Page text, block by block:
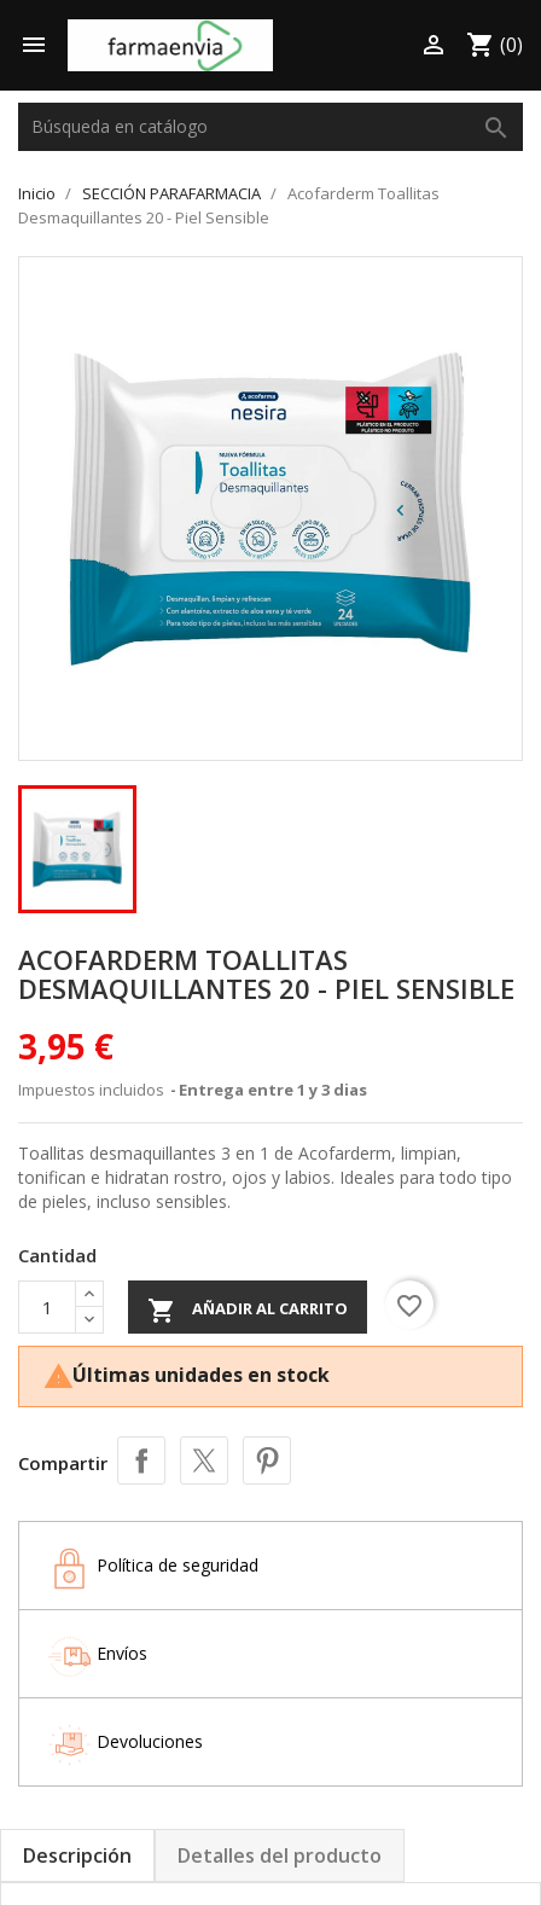
 shopping_cart (0)

search
Inicio SECCIÓN PARAFARMACIA
Acofarderm Toallitas
Desmaquillantes 20 - Piel Sensible
ACOFARDERM TOALLITAS
DESMAQUILLANTES 20 - PIEL SENSIBLE
3,95 €
Impuestos incluidos Entrega entre 1 y 3 dias
Toallitas desmaquillantes 3 en 1 de Acofarderm, limpian,
tonifican e hidratan rostro, ojos y labios. Ideales para todo tipo
de pieles, incluso sensibles.
Cantidad
 AÑADIR AL CARRITO favorite_border
Últimas unidades en stock
Compartir
Política de seguridad
Envíos
Devoluciones
Descripción Detalles del producto